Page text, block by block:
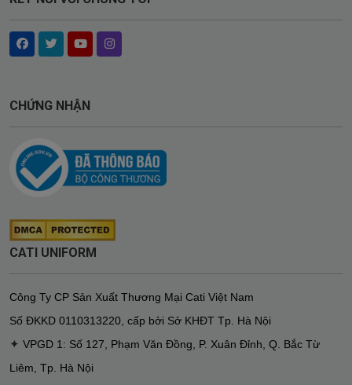
CHỨNG NHẬN
CATI UNIFORM
Công Ty CP Sản Xuất Thương Mại Cati Việt Nam
Số ĐKKD 0110313220 cấp bởi Sở KHĐT Tp. Hà Nội
✦ VPGD 1: Số 127, Phạm Văn Đồng, P. Xuân Đỉnh, Q. Bắc Từ
Liêm, Tp. Hà Nội